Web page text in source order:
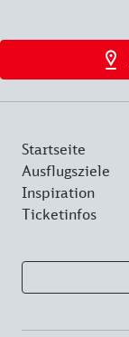
Startseite
Ausflugsziele
Inspiration
Ticketinfos